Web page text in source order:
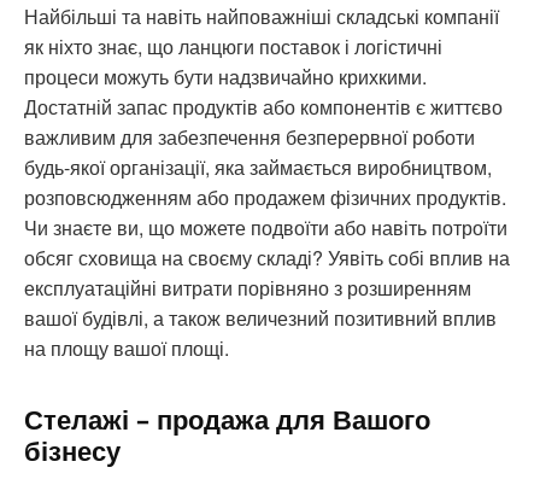
Найбільші та навіть найповажніші складські компанії
як ніхто знає, що ланцюги поставок і логістичні
процеси можуть бути надзвичайно крихкими.
Достатній запас продуктів або компонентів є життєво
важливим для забезпечення безперервної роботи
будь-якої організації, яка займається виробництвом,
розповсюдженням або продажем фізичних продуктів.
Чи знаєте ви, що можете подвоїти або навіть потроїти
обсяг сховища на своєму складі? Уявіть собі вплив на
експлуатаційні витрати порівняно з розширенням
вашої будівлі, а також величезний позитивний вплив
на площу вашої площі.
Стелажі – продажа для Вашого
бізнесу